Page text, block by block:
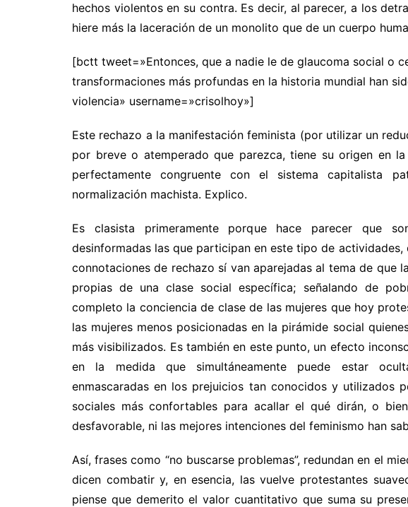
hechos violentos en su contra. Es decir, al parecer, a los
hiere más la laceración de un monolito que de un cuerpo
[bctt tweet=»Entonces, que a nadie le de glaucoma social o
transformaciones más profundas en la historia mundial han
violencia» username=»crisolhoy»]
Este rechazo a la manifestación feminista (por utilizar un
por breve o atemperado que parezca, tiene su origen en
perfectamente congruente con el sistema capitalista
normalización machista. Explico.
Es clasista primeramente porque hace parecer que
desinformadas las que participan en este tipo de actividades,
connotaciones de rechazo sí van aparejadas al tema de que
propias de una clase social específica; señalando de
completo la conciencia de clase de las mujeres que hoy
las mujeres menos posicionadas en la pirámide social
más visibilizados. Es también en este punto, un efecto
en la medida que simultáneamente puede estar
enmascaradas en los prejuicios tan conocidos y utilizados
sociales más confortables para acallar el qué dirán, o
desfavorable, ni las mejores intenciones del feminismo han
Así, frases como “no buscarse problemas”, redundan en el
dicen combatir y, en esencia, las vuelve protestantes
piense que demerito el valor cuantitativo que suma su